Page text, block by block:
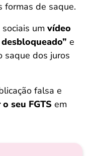
formas de saque.
um vídeo
e
saque dos juros
falsa e
seu FGTS em